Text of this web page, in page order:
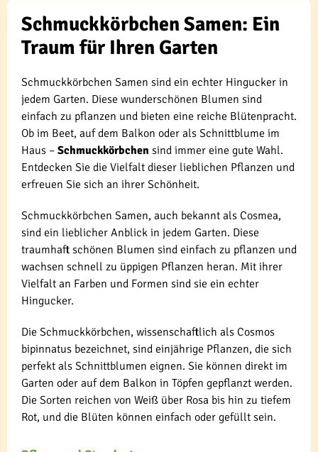
Schmuckkörbchen Samen: Ein
Traum für Ihren Garten
Schmuckkörbchen Samen sind ein echter Hingucker in
jedem Garten. Diese wunderschönen Blumen sind
einfach zu pflanzen und bieten eine reiche Blütenpracht.
Ob im Beet, auf dem Balkon oder als Schnittblume im
Haus – Schmuckkörbchen sind immer eine gute Wahl.
Entdecken Sie die Vielfalt dieser lieblichen Pflanzen und
erfreuen Sie sich an ihrer Schönheit.
Schmuckkörbchen Samen, auch bekannt als Cosmea,
sind ein lieblicher Anblick in jedem Garten. Diese
traumhaft schönen Blumen sind einfach zu pflanzen und
wachsen schnell zu üppigen Pflanzen heran. Mit ihrer
Vielfalt an Farben und Formen sind sie ein echter
Hingucker.
Die Schmuckkörbchen, wissenschaftlich als Cosmos
bipinnatus bezeichnet, sind einjährige Pflanzen, die sich
perfekt als Schnittblumen eignen. Sie können direkt im
Garten oder auf dem Balkon in Töpfen gepflanzt werden.
Die Sorten reichen von Weiß über Rosa bis hin zu tiefem
Rot, und die Blüten können einfach oder gefüllt sein.